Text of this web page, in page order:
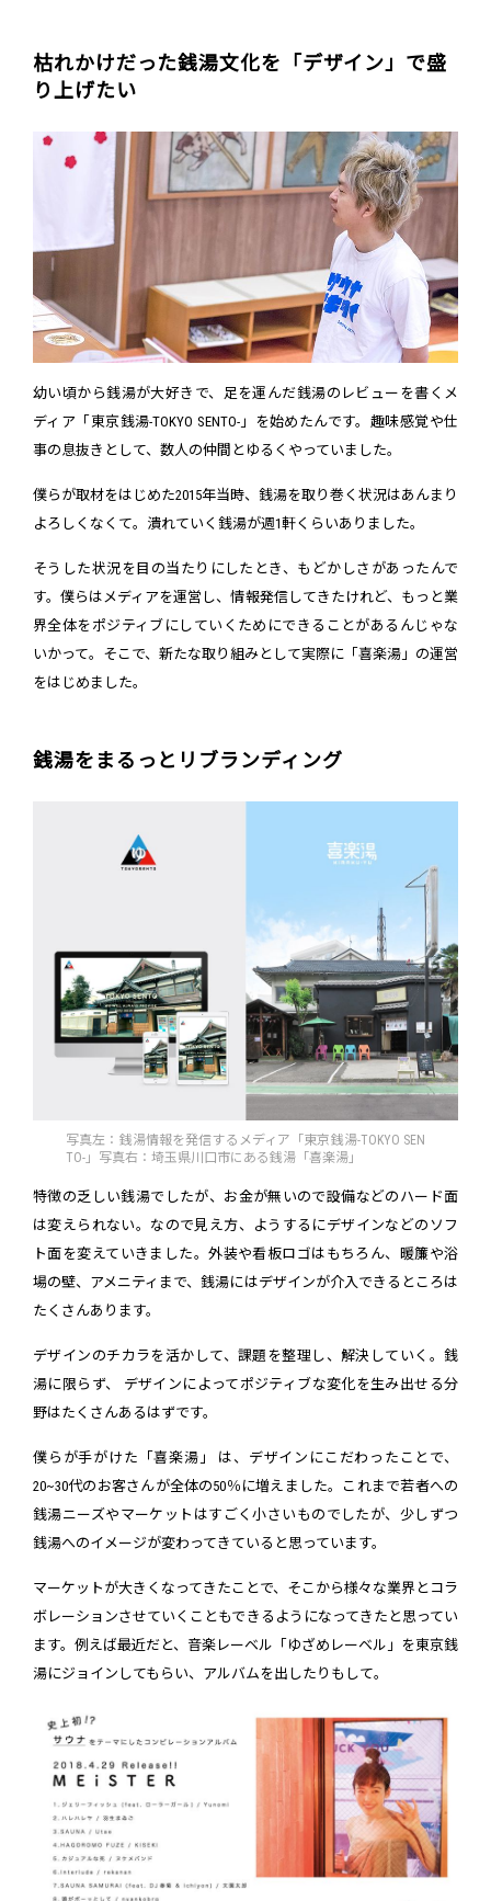
枯れかけだった銭湯文化を「デザイン」で盛
り上げたい
幼い頃から銭湯が大好きで、足を運んだ銭湯のレビューを書くメ
ディア「東京銭湯-TOKYO SENTO-」を始めたんです。趣味感覚や仕
事の息抜きとして、数人の仲間とゆるくやっていました。
僕らが取材をはじめた2015年当時、銭湯を取り巻く状況はあんまり
よろしくなくて。潰れていく銭湯が週1軒くらいありました。
そうした状況を目の当たりにしたとき、もどかしさがあったんで
す。僕らはメディアを運営し、情報発信してきたけれど、もっと業
界全体をポジティブにしていくためにできることがあるんじゃな
いかって。そこで、新たな取り組みとして実際に「喜楽湯」の運営
をはじめました。
銭湯をまるっとリブランディング
写真左：銭湯情報を発信するメディア「東京銭湯-TOKYO SEN
TO-」写真右：埼玉県川口市にある銭湯「喜楽湯」
特徴の乏しい銭湯でしたが、お金が無いので設備などのハード面
は変えられない。なので見え方、ようするにデザインなどのソフ
ト面を変えていきました。外装や看板ロゴはもちろん、暖簾や浴
場の壁、アメニティまで、銭湯にはデザインが介入できるところは
たくさんあります。
デザインのチカラを活かして、課題を整理し、解決していく。銭
湯に限らず、 デザインによってポジティブな変化を生み出せる分
野はたくさんあるはずです。
僕らが手がけた「喜楽湯」 は、デザインにこだわったことで、
20~30代のお客さんが全体の50％に増えました。これまで若者への
銭湯ニーズやマーケットはすごく小さいものでしたが、少しずつ
銭湯へのイメージが変わってきていると思っています。
マーケットが大きくなってきたことで、そこから様々な業界とコラ
ボレーションさせていくこともできるようになってきたと思ってい
ます。例えば最近だと、音楽レーベル「ゆざめレーベル」を東京銭
湯にジョインしてもらい、アルバムを出したりもして。